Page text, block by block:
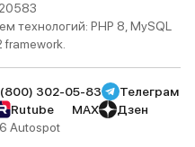
технологий: PHP 8, MySQL
framework.
302-05-83
Телеграм
Rutube MAX
Дзен
Autospot